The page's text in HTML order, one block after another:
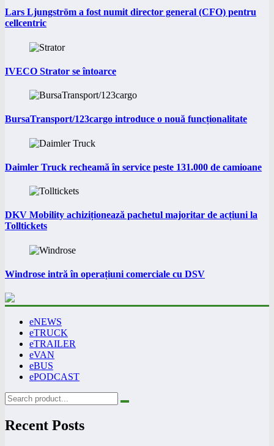
Lars Ljungström a fost numit director general (CFO) pentru
cellcentric
IVECO Strator se întoarce
BursaTransport/123cargo introduce o nouă funcționalitate
Daimler Truck recheamă în service peste 131.000 de camioane
DKV Mobility achiziționează pachetul majoritar de acțiuni la
Tolltickets
Windrose intră în operațiuni comerciale cu DSV
eNEWS
eTRUCK
eTRAILER
eVAN
eBUS
ePODCAST
Recent Posts